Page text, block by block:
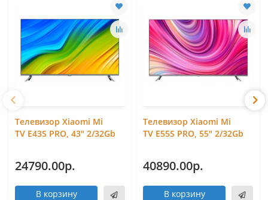
Телевизор Xiaomi Mi
TV E43S PRO, 43" 2/32Gb
24790.00р.
В корзину
Телевизор Xiaomi Mi
TV E55S PRO, 55" 2/32Gb
40890.00р.
В корзину